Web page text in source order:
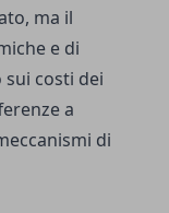
ma il
e di
costi dei
a
di